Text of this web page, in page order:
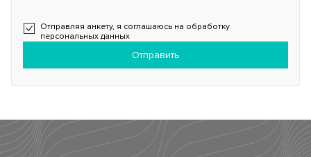
Отправляя анкету, я соглашаюсь на обработку
персональных данных
Отправить